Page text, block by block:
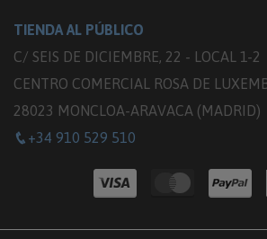
TIENDA AL PÚBLICO
C/ SEIS DE DICIEMBRE, 22 - LOCAL 1-2
CENTRO COMERCIAL ROSA DE
28023 MONCLOA-ARAVACA (MADRID)
+34 910 529 510